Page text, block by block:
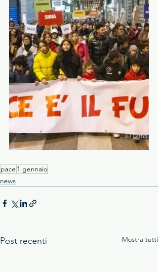
pace 1 gennaio
news
Post recenti Mostra tutti